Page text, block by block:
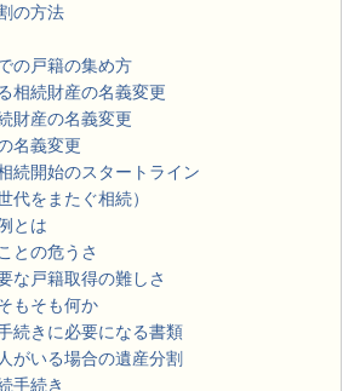
の方法
の戸籍の集め方
相続財産の名義変更
財産の名義変更
名義変更
続開始のスタートライン
代をまたぐ相続）
とは
との危うさ
な戸籍取得の難しさ
もそも何か
続きに必要になる書類
がいる場合の遺産分割
手続き